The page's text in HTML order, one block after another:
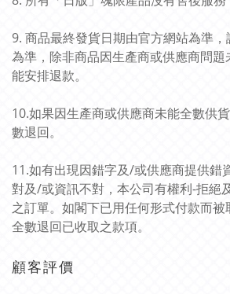
9. 商品最終發貨日期由官方網站為準
為準，除非商品因生產商或供應商問
能安排退款。
10.如果因生產商或供應商未能全數供
數退回。
11.如有出現因錯字及/或供應商提供錯
對及/或資訊不對，本公司有權利-拒絕
之訂單。如閣下已用任何形式付款而
全數退回已收取之款項。
顧客評價